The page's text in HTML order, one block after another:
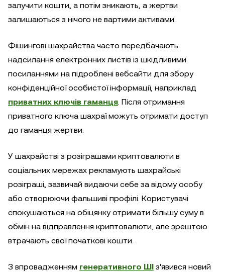
залучити кошти, а потім зникають, а жертви
залишаються з нічого не вартими активами.
Фішингові шахрайства часто передбачають
надсилання електронних листів із шкідливими
посиланнями на підроблені вебсайти для збору
конфіденційної особистої інформації, наприклад
приватних ключів гаманця. Після отримання
приватного ключа шахраї можуть отримати доступ
до гаманця жертви.
У шахрайстві з розіграшами криптовалюти в
соціальних мережах рекламують шахрайські
розіграші, зазвичай видаючи себе за відому особу
або створюючи фальшиві профілі. Користувачі
спокушаються на обіцянку отримати більшу суму в
обмін на відправлення криптовалюти, але зрештою
втрачають свої початкові кошти.
З впровадженням генеративного ШІ з'явився новий